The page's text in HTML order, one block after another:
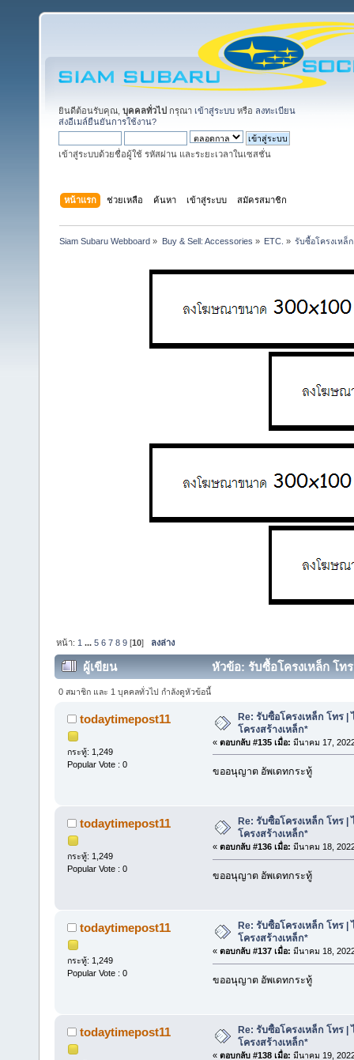
ยินดีต้อนรับคุณ, บุคคลทั่วไป กรุณา เข้าสู่ระบบ หรือ ลงทะเบียน
ส่งอีเมล์ยืนยันการใช้งาน?
เข้าสู่ระบบด้วยชื่อผู้ใช้ รหัสผ่าน และระยะเวลาในเซสชั่น
หน้าแรก ช่วยเหลือ ค้นหา เข้าสู่ระบบ สมัครสมาชิก
Siam Subaru Webboard » Buy & Sell: Accessories » ETC. » รับซื้อโครงเหล็
หน้า: 1 ...5 6 7 8 9 [10] ลงล่าง
ผู้เขียน หัวข้อ: รับซื้อโครงเหล็ก โท
0 สมาชิก และ 1 บุคคลทั่วไป กำลังดูหัวข้อนี้
todaytimepost11
กระทู้: 1,249
Popular Vote : 0
Re: รับซื้อโครงเหล็ก โทร |
โครงสร้างเหล็ก*
« ตอบกลับ #135 เมื่อ: มีนาคม 17,
ขออนุญาต อัพเดทกระทู้
todaytimepost11
กระทู้: 1,249
Popular Vote : 0
Re: รับซื้อโครงเหล็ก โทร |
โครงสร้างเหล็ก*
« ตอบกลับ #136 เมื่อ: มีนาคม 18,
ขออนุญาต อัพเดทกระทู้
todaytimepost11
กระทู้: 1,249
Popular Vote : 0
Re: รับซื้อโครงเหล็ก โทร |
โครงสร้างเหล็ก*
« ตอบกลับ #137 เมื่อ: มีนาคม 18,
ขออนุญาต อัพเดทกระทู้
todaytimepost11
Re: รับซื้อโครงเหล็ก โทร |
โครงสร้างเหล็ก*
« ตอบกลับ #138 เมื่อ: มีนาคม 19,